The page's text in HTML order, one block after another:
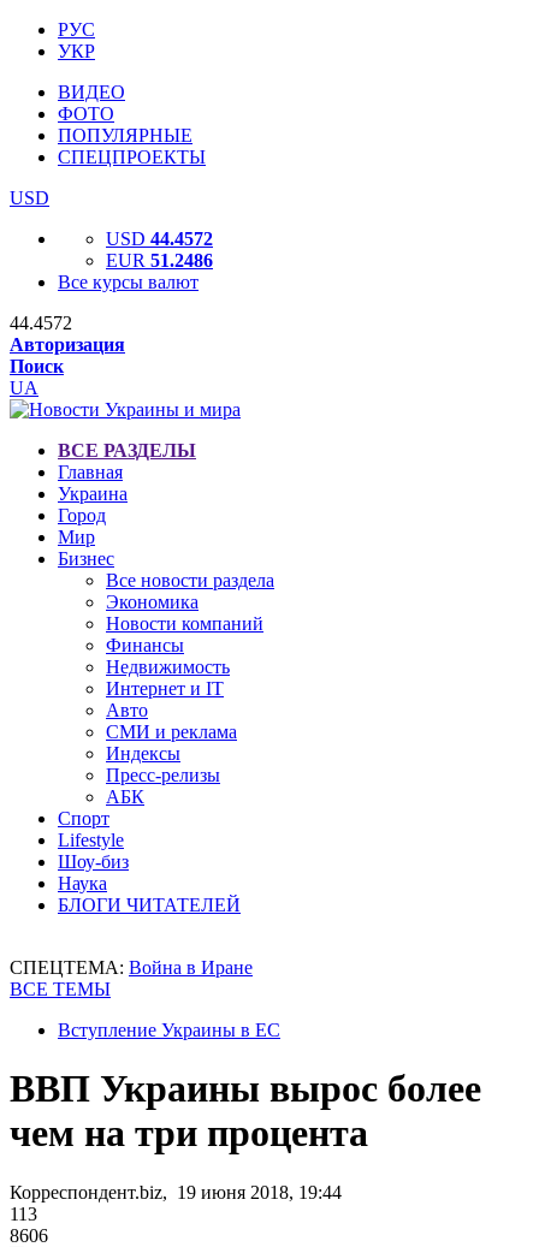
РУС
УКР
ВИДЕО
ФОТО
ПОПУЛЯРНЫЕ
СПЕЦПРОЕКТЫ
USD
USD 44.4572
EUR 51.2486
Все курсы валют
44.4572
Авторизация
Поиск
UA
ВСЕ РАЗДЕЛЫ
Главная
Украина
Город
Мир
Бизнес
Все новости раздела
Экономика
Новости компаний
Финансы
Недвижимость
Интернет и IT
Авто
СМИ и реклама
Индексы
Пресс-релизы
АБК
Спорт
Lifestyle
Шоу-биз
Наука
БЛОГИ ЧИТАТЕЛЕЙ
СПЕЦТЕМА: Война в Иране
ВСЕ ТЕМЫ
Вступление Украины в ЕС
ВВП Украины вырос более
чем на три процента
Корреспондент.biz, 19 июня 2018, 19:44
113
8606